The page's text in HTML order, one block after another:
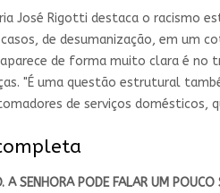
José Rigotti destaca o racismo
de desumanização, em um
de forma muito clara é
"É uma questão estrutural
de serviços domésticos,
A SENHORA PODE FALAR UM